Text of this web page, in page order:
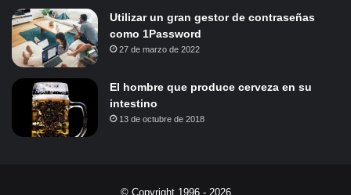
Utilizar un gran gestor de contraseñas
como 1Password
27 de marzo de 2022
El hombre que produce cerveza en su
intestino
13 de octubre de 2018
© Copyright 1996 - 2026